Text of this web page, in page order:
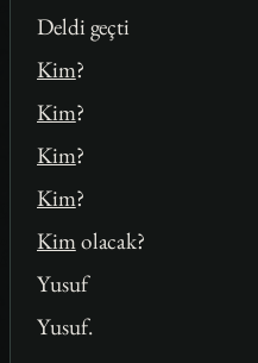
Deldi geçti
Kim?
Kim?
Kim?
Kim?
Kimolacak?
Yusuf
Yusuf.